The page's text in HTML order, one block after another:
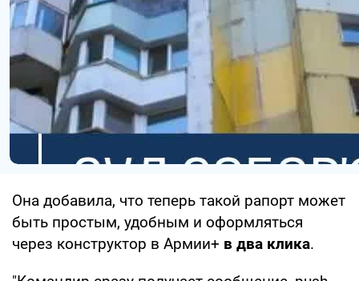
Она добавила, что теперь такой рапорт может
быть простым, удобным и оформляться
через конструктор в Армии+ в два клика.